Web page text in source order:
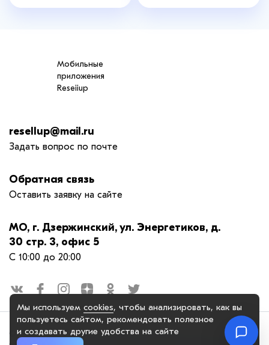
Мобильные
приложения
Reseiiup
resellup@mail.ru
Задать вопрос по почте
Обратная связь
Оставить заявку на сайте
МО, г. Дзержинский, ул. Энергетиков, д.
30 стр. 3, офис 5
С 10:00 до 20:00
© 2025. OOO "РЕСЕЛАП ГРУПП", официальный сайт. Сайт
Мы используем cookies, чтобы анализировать, как вы
пользуетесь сайтом, рекомендовать полезное
и создавать другие удобства на сайте